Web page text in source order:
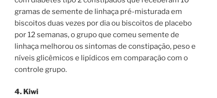
gramas de semente de linhaça pré-misturada em
biscoitos duas vezes por dia ou biscoitos de placebo
por 12 semanas, o grupo que comeu semente de
linhaça melhorou os sintomas de constipação, peso e
níveis glicêmicos e lipídicos em comparação com o
controle grupo.
4. Kiwi